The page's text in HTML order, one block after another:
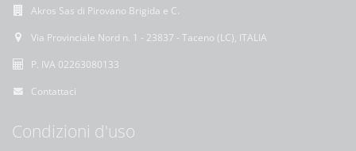
Akros Sas di Pirovano Brigida e C.
Via Provinciale Nord n. 1 - 23837 - Taceno (LC), ITALIA
P. IVA 02263080133
Contattaci
Condizioni d'uso